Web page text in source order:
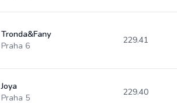
Tronda&Fany
Praha 6
229.41
Joya
Praha 5
229.40